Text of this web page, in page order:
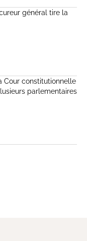
général tire la
Cour constitutionnelle
parlementaires